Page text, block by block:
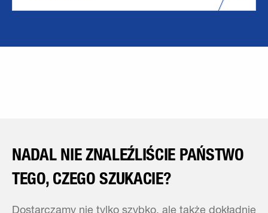
NADAL NIE ZNALEŹLIŚCIE PAŃSTWO
TEGO, CZEGO SZUKACIE?